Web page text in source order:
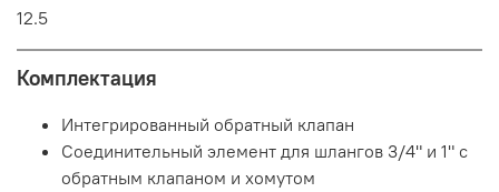
12.5
Комплектация
Интегрированный обратный клапан
Соединительный элемент для шлангов 3/4" и 1" с
обратным клапаном и хомутом